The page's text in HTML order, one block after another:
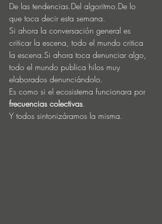
De las tendencias.Del algoritmo.De lo
que toca decir esta semana.
Si ahora la conversación general es
criticar la escena, todo el mundo critica
la escena.Si ahora toca denunciar algo,
todo el mundo publica hilos muy
elaborados denunciándolo.
Es como si el ecosistema funcionara por
frecuencias colectivas.
Y todos sintonizáramos la misma.